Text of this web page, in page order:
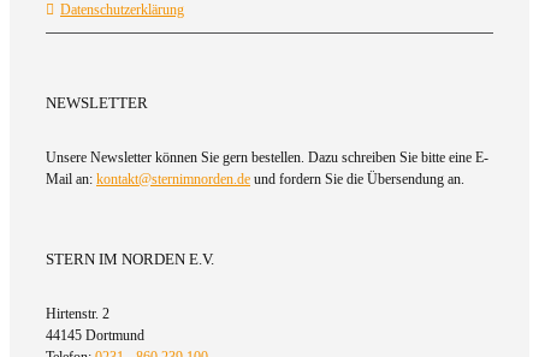
Datenschutzerklärung
NEWSLETTER
Unsere Newsletter können Sie gern bestellen. Dazu schreiben Sie bitte eine E-
Mail an: kontakt@sternimnorden.de und fordern Sie die Übersendung an.
STERN IM NORDEN E.V.
Hirtenstr. 2
44145 Dortmund